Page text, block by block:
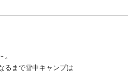
。
るまで雪中キャンプは